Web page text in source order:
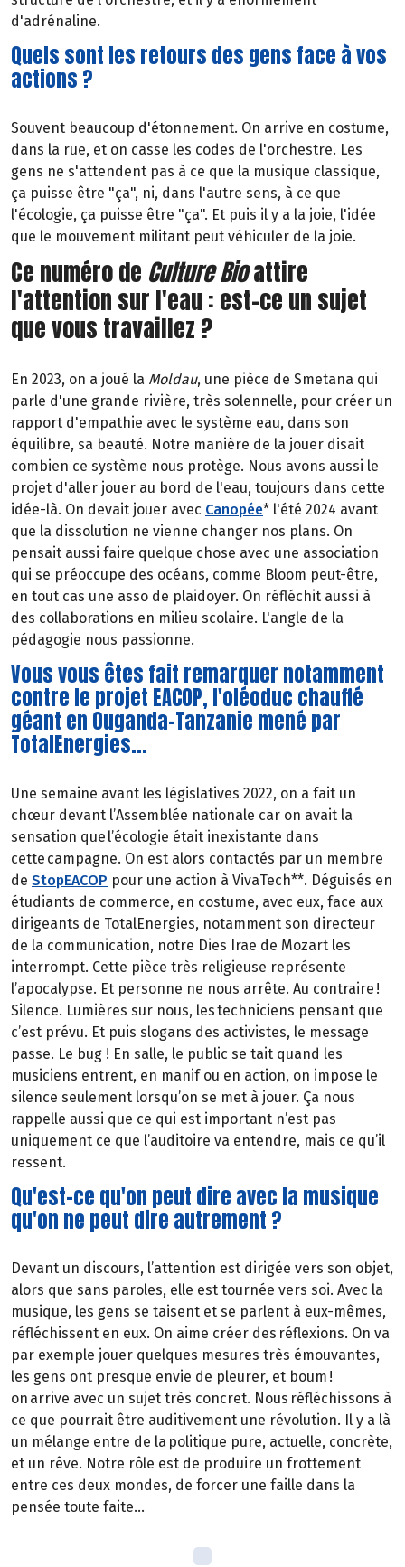
d'adrénaline.
Quels sont les retours des gens face à vos
actions ?
Souvent beaucoup d'étonnement. On arrive en costume,
dans la rue, et on casse les codes de l'orchestre. Les
gens ne s'attendent pas à ce que la musique classique,
ça puisse être "ça", ni, dans l'autre sens, à ce que
l'écologie, ça puisse être "ça". Et puis il y a la joie, l'idée
que le mouvement militant peut véhiculer de la joie.
Ce numéro de Culture Bioattire
l'attention sur l'eau : est-ce un sujet
que vous travaillez ?
En 2023, on a joué la Moldau, une pièce de Smetana qui
parle d'une grande rivière, très solennelle, pour créer un
rapport d'empathie avec le système eau, dans son
équilibre, sa beauté. Notre manière de la jouer disait
combien ce système nous protège. Nous avons aussi le
projet d'aller jouer au bord de l'eau, toujours dans cette
idée-là. On devait jouer avec Canopée* l'été 2024 avant
que la dissolution ne vienne changer nos plans. On
pensait aussi faire quelque chose avec une association
qui se préoccupe des océans, comme Bloom peut-être,
en tout cas une asso de plaidoyer. On réfléchit aussi à
des collaborations en milieu scolaire. L'angle de la
pédagogie nous passionne.
Vous vous êtes fait remarquer notamment
contre le projet EACOP, l'oléoduc chauffé
géant en Ouganda-Tanzanie mené par
TotalEnergies...
Une semaine avant les législatives 2022, on a fait un
chœur devant l’Assemblée nationale car on avait la
sensation que l’écologie était inexistante dans
cette campagne. On est alors contactés par un membre
de StopEACOP pour une action à VivaTech**. Déguisés en
étudiants de commerce, en costume, avec eux, face aux
dirigeants de TotalEnergies, notamment son directeur
de la communication, notre Dies Irae de Mozart les
interrompt. Cette pièce très religieuse représente
l’apocalypse. Et personne ne nous arrête. Au contraire !
Silence. Lumières sur nous, les techniciens pensant que
c’est prévu. Et puis slogans des activistes, le message
passe. Le bug ! En salle, le public se tait quand les
musiciens entrent, en manif ou en action, on impose le
silence seulement lorsqu’on se met à jouer. Ça nous
rappelle aussi que ce qui est important n’est pas
uniquement ce que l’auditoire va entendre, mais ce qu’il
ressent.
Qu'est-ce qu'on peut dire avec la musique
qu'on ne peut dire autrement ?
Devant un discours, l’attention est dirigée vers son objet,
alors que sans paroles, elle est tournée vers soi. Avec la
musique, les gens se taisent et se parlent à eux-mêmes,
réfléchissent en eux. On aime créer des réflexions. On va
par exemple jouer quelques mesures très émouvantes,
les gens ont presque envie de pleurer, et boum !
on arrive avec un sujet très concret. Nous réfléchissons à
ce que pourrait être auditivement une révolution. Il y a là
un mélange entre de la politique pure, actuelle, concrète,
et un rêve. Notre rôle est de produire un frottement
entre ces deux mondes, de forcer une faille dans la
pensée toute faite…